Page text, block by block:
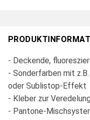
- Deckende,
- Sonderfarben mit
oder Sublistop-Effekt
- Kleber zur
- Pantone-